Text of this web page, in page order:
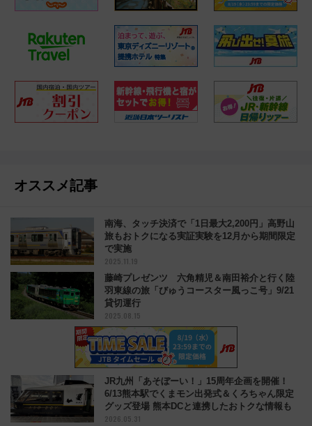
オススメ記事
南海、タッチ決済で「1日最大2,200円」高野山
旅もおトクになる実証実験を12月から期間限定
で実施
2025.11.19
藤崎プレゼンツ 六角精児＆南田裕介と行く陸
羽東線の旅「びゅうコースター風っこ号」9/21
貸切運行
2025.08.15
JR九州「あそぼーい！」15周年企画を開催！
6/13熊本駅でくまモン出発式＆くろちゃん限定
グッズ登場 熊本DCと連携したおトクな情報も
2026.05.31